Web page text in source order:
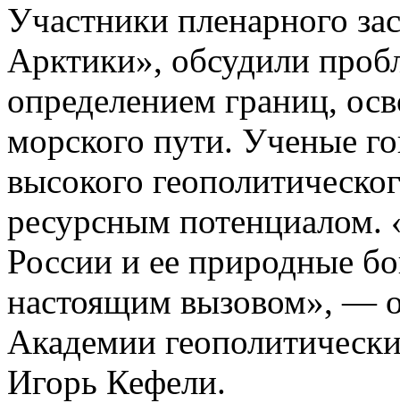
Участники пленарного
Арктики», обсудили
определением границ,
морского пути. Ученые
высокого
ресурсным потенциалом.
России и ее природные
настоящим вызовом», —
Академии
Игорь Кефели.